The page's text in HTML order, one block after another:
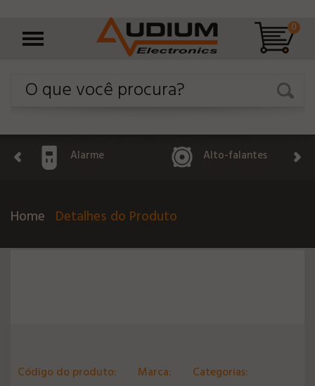
0
Alarme Alto-falantes
Home Detalhes do Produto
Código do produto: Marca: Categorias: